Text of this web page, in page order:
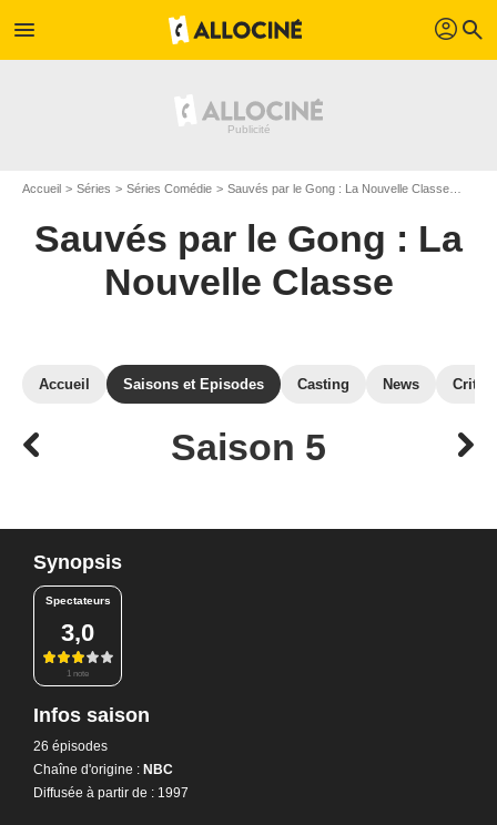
menu profil search
Accueil Séries Séries Comédie Sauvés par le Gong : La Nouvelle Classe
Sauvés par le Gong : La
Nouvelle Classe
Accueil Saisons et Episodes Casting News
Saison 5
Synopsis
Spectateurs
3,0
1 note
Infos saison
26 épisodes
Chaîne d'origine : NBC
Diffusée à partir de : 1997